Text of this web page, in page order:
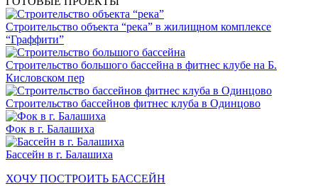
Строительство объекта “река” в жилищном комплексе
“Граффити”
Строительство большого бассейна в фитнес клубе на Б.
Кисловском пер
Строительство бассейнов фитнес клуба в Одинцово
Фок в г. Балашиха
Бассейн в г. Балашиха
ХОЧУ ПОСТРОИТЬ БАССЕЙН